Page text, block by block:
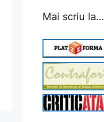
Mai scriu la…